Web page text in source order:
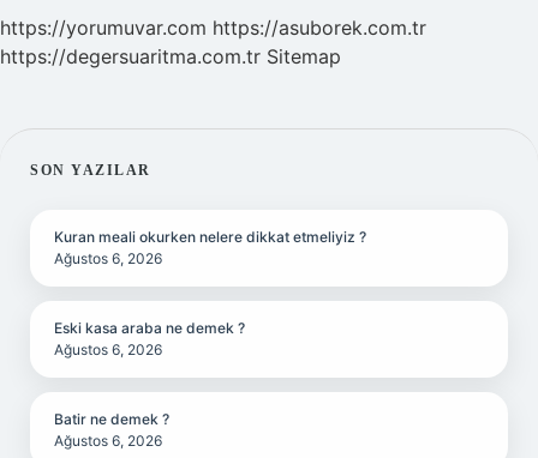
https://yorumuvar.com https://asuborek.com.tr
https://degersuaritma.com.tr Sitemap
SIDEBAR
SON YAZILAR
Kuran meali okurken nelere dikkat etmeliyiz ?
Ağustos 6, 2026
Eski kasa araba ne demek ?
Ağustos 6, 2026
Batir ne demek ?
Ağustos 6, 2026